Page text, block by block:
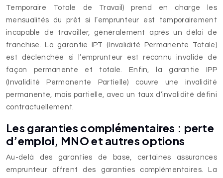
Temporaire Totale de Travail) prend en charge les
mensualités du prêt si l’emprunteur est temporairement
incapable de travailler, généralement après un délai de
franchise. La garantie IPT (Invalidité Permanente Totale)
est déclenchée si l’emprunteur est reconnu invalide de
façon permanente et totale. Enfin, la garantie IPP
(Invalidité Permanente Partielle) couvre une invalidité
permanente, mais partielle, avec un taux d’invalidité défini
contractuellement.
Les garanties complémentaires : perte
d’emploi, MNO et autres options
Au-delà des garanties de base, certaines assurances
emprunteur offrent des garanties complémentaires. La